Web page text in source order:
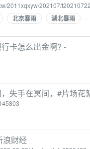
2011xqxyw/202107/
北京暴雨 湖北暴雨
卡怎么出金啊? -
失手在冥间，#片场花
浪财经